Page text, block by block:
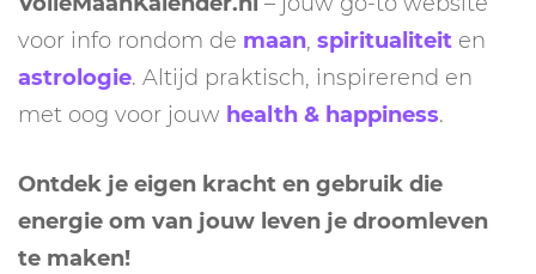
voor info rondom de maan, spiritualiteit en
astrologie. Altijd praktisch, inspirerend en
met oog voor jouw health & happiness.
Ontdek je eigen kracht en gebruik die
energie om van jouw leven je droomleven
te maken!